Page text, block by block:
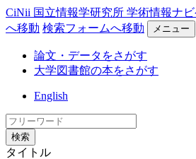
CiNii 国立情報学研究所 学術情報ナ
へ移動 検索フォームへ移動 メニュー
論文・データをさがす
大学図書館の本をさがす
English
検索
タイトル